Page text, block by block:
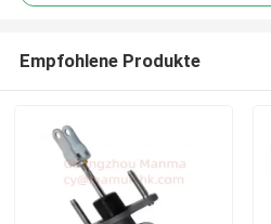
Empfohlene Produkte